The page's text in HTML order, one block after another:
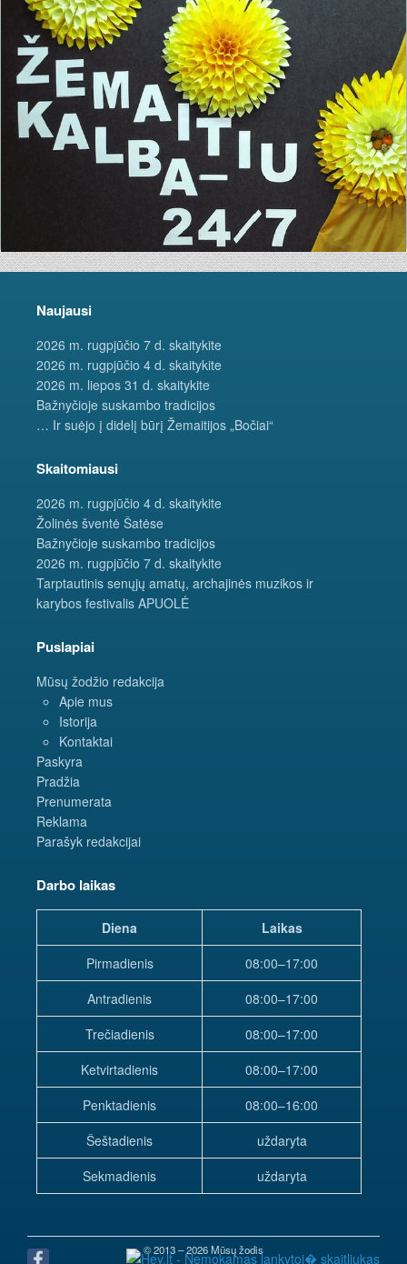
Naujausi
2026 m. rugpjūčio 7 d. skaitykite
2026 m. rugpjūčio 4 d. skaitykite
2026 m. liepos 31 d. skaitykite
Bažnyčioje suskambo tradicijos
… Ir suėjo į didelį būrį Žemaitijos „Bočiai“
Skaitomiausi
2026 m. rugpjūčio 4 d. skaitykite
Žolinės šventė Šatėse
Bažnyčioje suskambo tradicijos
2026 m. rugpjūčio 7 d. skaitykite
Tarptautinis senųjų amatų, archajinės muzikos ir
karybos festivalis APUOLĖ
Puslapiai
Mūsų žodžio redakcija
Apie mus
Istorija
Kontaktai
Paskyra
Pradžia
Prenumerata
Reklama
Parašyk redakcijai
Darbo laikas
Diena
Laikas
Pirmadienis
08:00–17:00
Antradienis
08:00–17:00
Trečiadienis
08:00–17:00
Ketvirtadienis
08:00–17:00
Penktadienis
08:00–16:00
Šeštadienis
uždaryta
Sekmadienis
uždaryta
© 2013 – 2026 Mūsų žodis